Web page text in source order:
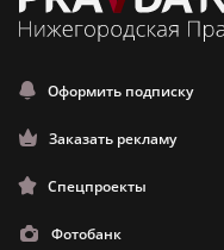
Оформить подписку
Заказать рекламу
Спецпроекты
Фотобанк